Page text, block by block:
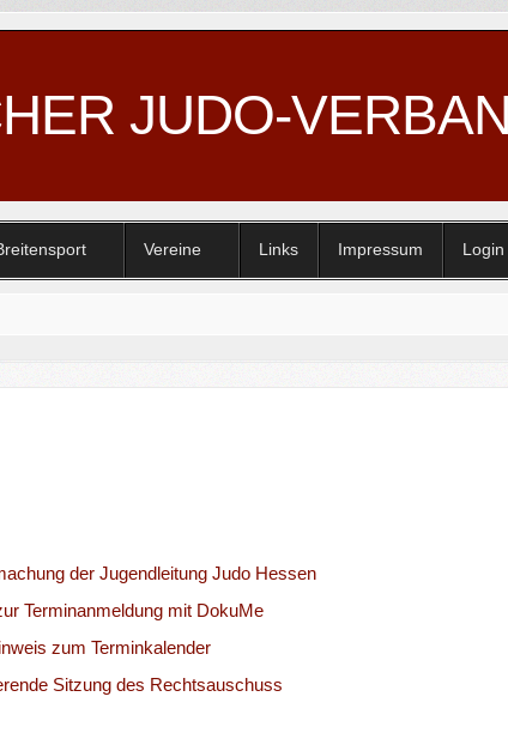
JUDO-
Vereine Links Impressum Login
der Jugendleitung Judo Hessen
Terminanmeldung mit DokuMe
zum Terminkalender
Sitzung des Rechtsauschuss